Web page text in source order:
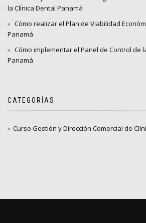
la Clínica Dental Panamá
Cómo realizar el Plan de Viabilidad
Panamá
Cómo implementar el Panel de Control de
Panamá
CATEGORÍAS
Curso Gestión y Dirección Comercial de